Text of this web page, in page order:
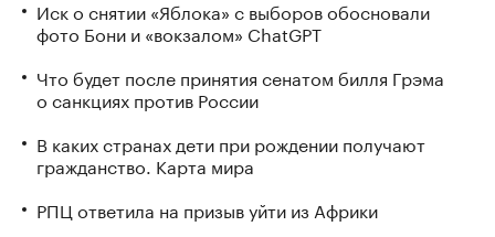
Иск о снятии «Яблока» с выборов обосновали
фото Бони и «вокзалом» ChatGPT
Что будет после принятия сенатом билля Грэма
о санкциях против России
В каких странах дети при рождении получают
гражданство. Карта мира
РПЦ ответила на призыв уйти из Африки